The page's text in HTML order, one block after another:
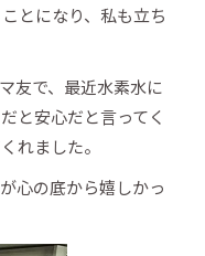
とになり、私も立ち
友で、最近水素水に
と安心だと言ってく
れました。
心の底から嬉しかっ